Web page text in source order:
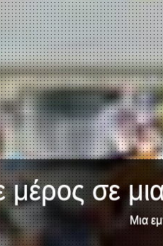
μέρος σε
Μια